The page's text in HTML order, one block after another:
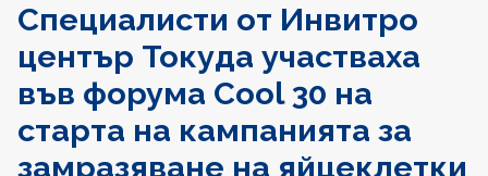
Специалисти от Инвитро
център Токуда участваха
във форума Cool 30 на
старта на кампанията за
замразяване на яйцеклетки